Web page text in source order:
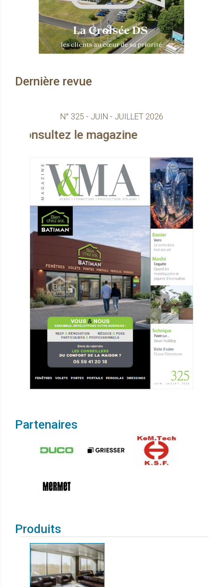
Dernière revue
N° 325 - JUIN - JUILLET 2026
le magazine
Partenaires
Produits